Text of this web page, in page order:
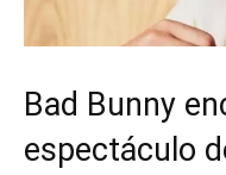
Bad Bunny
espectáculo